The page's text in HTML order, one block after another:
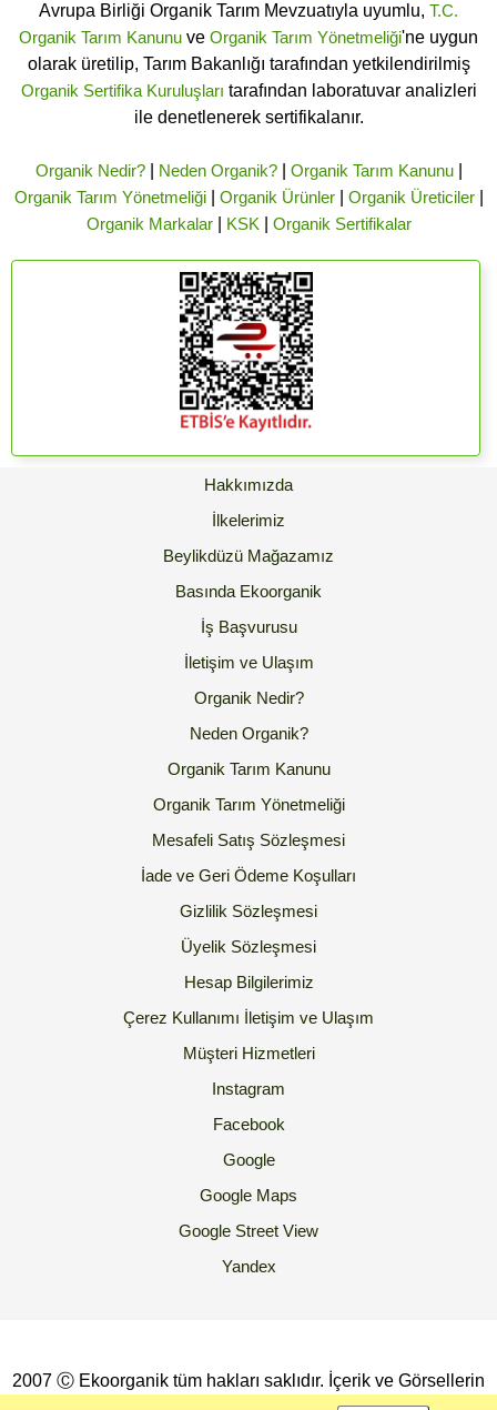
Avrupa Birliği Organik Tarım Mevzuatıyla uyumlu, T.C.
Organik Tarım Kanunu ve Organik Tarım Yönetmeliği'ne uygun
olarak üretilip, Tarım Bakanlığı tarafından yetkilendirilmiş
Organik Sertifika Kuruluşları tarafından laboratuvar analizleri
ile denetlenerek sertifikalanır.
Organik Nedir?| Neden Organik?| Organik Tarım Kanunu|
Organik Tarım Yönetmeliği| Organik Ürünler| Organik Üreticiler|
Organik Markalar| KSK Organik Sertifikalar
Hakkımızda
İlkelerimiz
Beylikdüzü Mağazamız
Basında Ekoorganik
İş Başvurusu
İletişim ve Ulaşım
Organik Nedir?
Neden Organik?
Organik Tarım Kanunu
Organik Tarım Yönetmeliği
Mesafeli Satış Sözleşmesi
İade ve Geri Ödeme Koşulları
Gizlilik Sözleşmesi
Üyelik Sözleşmesi
Hesap Bilgilerimiz
Çerez Kullanımı İletişim ve Ulaşım
Müşteri Hizmetleri
Instagram
Facebook
Google
Google Maps
Google Street View
Yandex
2007 Ⓒ Ekoorganik tüm hakları saklıdır. İçerik ve Görsellerin
İzinsiz Kopyalanması yada Kullanılması Yasaktır.